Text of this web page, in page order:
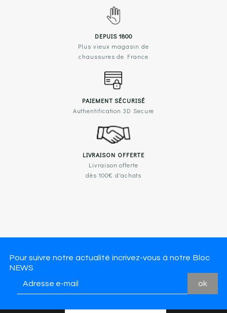
DEPUIS 1800
Plus vieux magasin de
chaussures de France
PAIEMENT SÉCURISÉ
Authentification 3D Secure
LIVRAISON OFFERTE
Livraison offerte
dès 100€ d'achats
Pour suivre notre actualité incrivez-vous à notre Bloc
NEWS